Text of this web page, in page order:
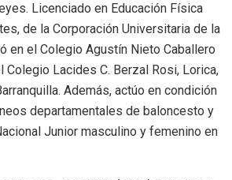
Licenciado en Educación Física
de la Corporación Universitaria de la
en el Colegio Agustín Nieto Caballero
Colegio Lacides C. Berzal Rosi, Lorica,
Además, actúo en condición
departamentales de baloncesto y
Junior masculino y femenino en